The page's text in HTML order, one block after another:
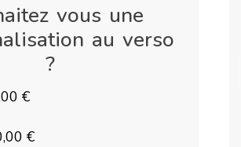
vous une
au verso
?
€
€